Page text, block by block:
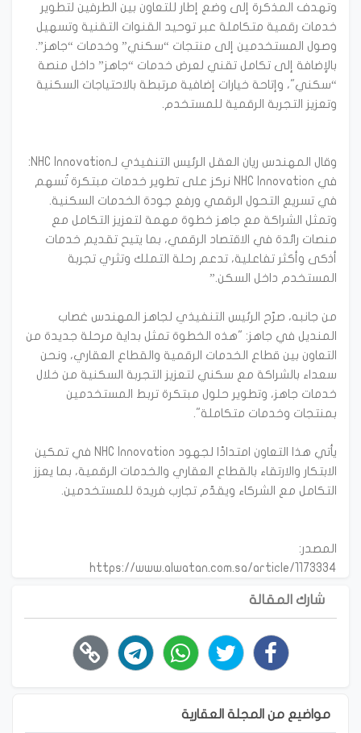
وتهدف المذكرة إلى وضع إطار للتعاون بين الطرفين لتطوير
خدمات رقمية متكاملة عبر توحيد القنوات التقنية وتسهيل
وصول المستخدمين إلى منتجات “سكني” وخدمات “جاهز”.
بالإضافة إلى تكامل تقني لعرض خدمات “جاهز” داخل منصة
“سكني"، وإتاحة خيارات إضافية مرتبطة بالاحتياجات السكنية
وقال المهندس ريان العقل الرئيس التنفيذي لـNHC Innovation:
في NHC Innovation نركز على تطوير خدمات مبتكرة تُسهم
في تسريع التحول الرقمي ورفع جودة الخدمات السكنية.
وتمثل الشراكة مع جاهز خطوة مهمة لتعزيز التكامل مع
منصات رائدة في الاقتصاد الرقمي، بما يتيح تقديم خدمات
أذكى وأكثر تفاعلية، تدعم رحلة التملك وتثري تجربة
من جانبه، صرّح الرئيس التنفيذي لجاهز المهندس غصاب
المنديل في جاهز: "هذه الخطوة تمثل بداية مرحلة جديدة من
التعاون بين قطاع الخدمات الرقمية والقطاع العقاري، ونحن
سعداء بالشراكة مع سكني لتعزيز التجربة السكنية من خلال
خدمات جاهز، وتطوير حلول مبتكرة تربط المستخدمين
يأتي هذا التعاون امتدادًا لجهود NHC Innovation في تمكين
الابتكار والارتقاء بالقطاع العقاري والخدمات الرقمية، بما يعزز
https://www.alwatan.com.sa/article/1173334
شارك المقالة
مواضيع من المجلة العقارية